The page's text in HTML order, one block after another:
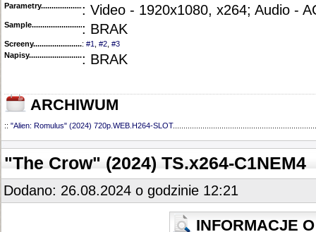
Parametry.........................................: Video - 1920x1080, x264; Audio -
Sample............................................
: BRAK
Screeny...........................................
: #1 #2 #3
Napisy............................................
: BRAK
ARCHIWUM
:: "Alien: Romulus" (2024) 720p.WEB.H264-SLOT
"The Crow" (2024) TS.x264-C1NEM4
Dodano: 26.08.2024 o godzinie 12:21
INFORMACJE